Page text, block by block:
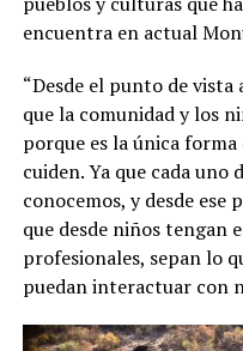
encuentra en actual
“Desde el punto de
que la comunidad y los
porque es la única
cuiden. Ya que cada
conocemos, y desde ese
que desde niños tengan
profesionales, sepan lo
puedan interactuar con